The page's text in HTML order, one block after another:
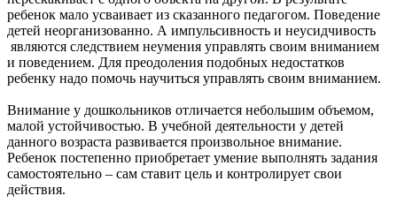
ребенок мало усваивает из сказанного педагогом. Поведение
детей неорганизованно. А импульсивность и неусидчивость
являются следствием неумения управлять своим вниманием
и поведением. Для преодоления подобных недостатков
ребенку надо помочь научиться управлять своим вниманием.
Внимание у дошкольников отличается небольшим объемом,
малой устойчивостью. В учебной деятельности у детей
данного возраста развивается произвольное внимание.
Ребенок постепенно приобретает умение выполнять задания
самостоятельно – сам ставит цель и контролирует свои
действия.